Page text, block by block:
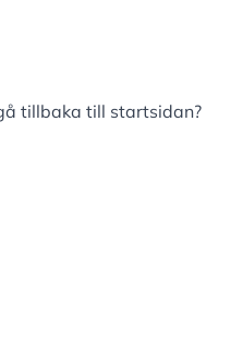
tillbaka till startsidan?